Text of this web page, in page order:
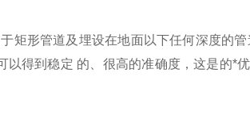
矩形管道及埋设在地面以下任何深度的
以得到稳定 的、很高的准确度，这是的*